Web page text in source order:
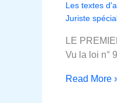
Les textes
Juriste
LE
Vu la loi n°
Read More